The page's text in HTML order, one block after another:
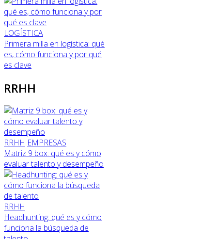
LOGÍSTICA
Primera milla en logística: qué
es, cómo funciona y por qué
es clave
RRHH
RRHH EMPRESAS
Matriz 9 box: qué es y cómo
evaluar talento y desempeño
RRHH
Headhunting: qué es y cómo
funciona la búsqueda de